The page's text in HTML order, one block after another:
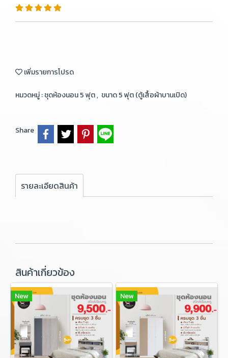
เพิ่มรายการโปรด
หมวดหมู่ :ชุดห้องนอน 5 ฟุต, ขนาด 5 ฟุต (ตู้เสื้อผ้าบานเปิด)
Share
รายละเอียดสินค้า
สินค้าเกี่ยวข้อง
New New